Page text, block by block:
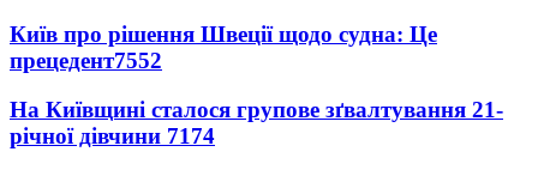
Київ про рішення Швеції щодо судна: Це
прецедент7552
На Київщині сталося групове зґвалтування 21-
річної дівчини 7174